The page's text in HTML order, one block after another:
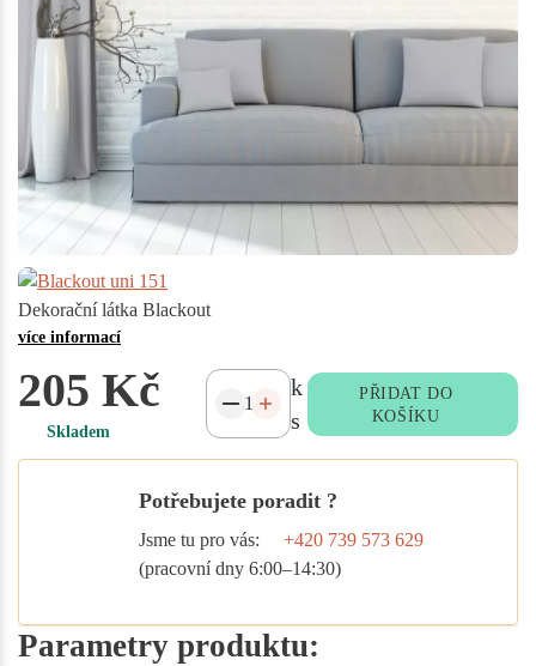
Dekorační látka Blackout
více informací
205 Kč
Skladem
k
s
PŘIDAT DO
KOŠÍKU
Potřebujete poradit ?
Jsme tu pro vás:
+420 739 573 629
(pracovní dny 6:00–14:30)
Parametry produktu: